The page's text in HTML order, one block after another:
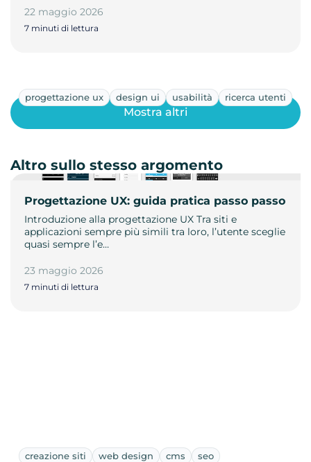
22 maggio 2026
7 minuti di lettura
progettazione ux design ui usabilità ricerca utenti
Progettazione UX: guida pratica passo passo
Introduzione alla progettazione UX Tra siti e
applicazioni sempre più simili tra loro, l’utente sceglie
quasi sempre l’e…
23 maggio 2026
7 minuti di lettura
Mostra altri
Altro sullo stesso argomento
creazione siti web design cms seo